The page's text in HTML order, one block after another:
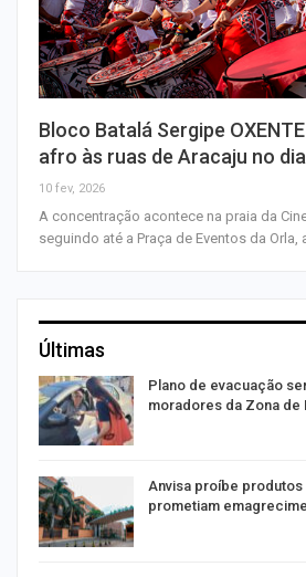
Bloco Batalá Sergipe
afro às ruas de Aracaju no
10 fev, 2026
A concentração acontece na praia da
seguindo até a Praça de Eventos da Orla,
Últimas
Plano de evacuação
moradores da Zona de
Anvisa proíbe
prometiam